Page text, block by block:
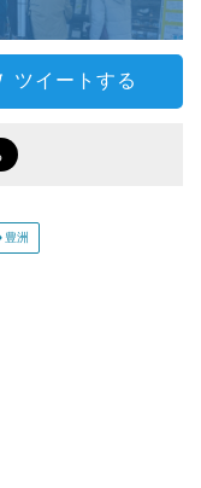
ツイートする
豊洲